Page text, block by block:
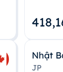
Nhật
JP